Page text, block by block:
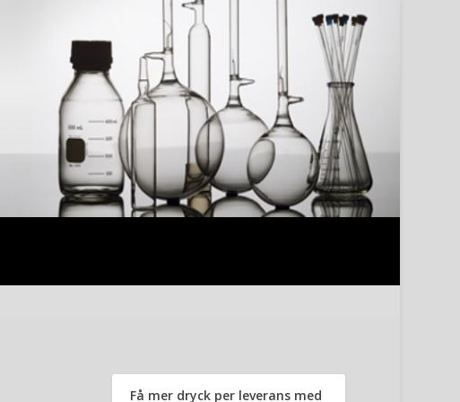
Få mer dryck per leverans med